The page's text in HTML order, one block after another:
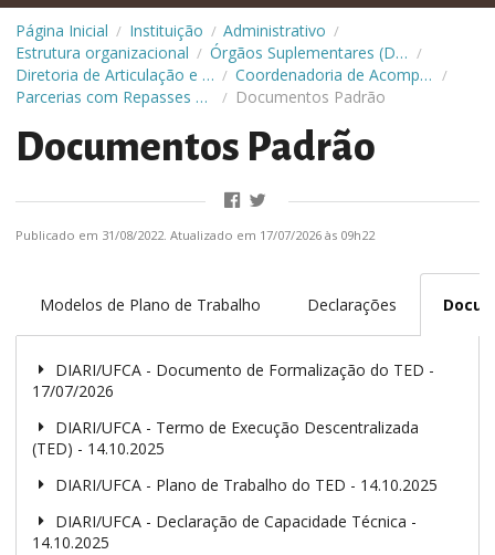
Página Inicial / Instituição / Administrativo /
Estrutura organizacional / Órgãos Suplementares (Diretorias) /
Diretoria de Articulação e Relações Institucionais (Diari) / Coordenadoria de Acompanhamento das Relações Institucionais (CARI) /
Parcerias com Repasses Financeiros / Documentos Padrão
Documentos Padrão
Publicado em 31/08/2022. Atualizado em 17/07/2026 às 09h22
Modelos de Plano de Trabalho Declarações
DIARI/UFCA - Documento de Formalização do TED -
17/07/2026
DIARI/UFCA - Termo de Execução Descentralizada
(TED) - 14.10.2025
DIARI/UFCA - Plano de Trabalho do TED - 14.10.2025
DIARI/UFCA - Declaração de Capacidade Técnica -
14.10.2025